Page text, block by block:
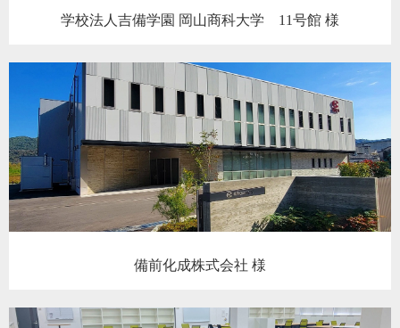
学校法人吉備学園 岡山商科大学 11号館 様
備前化成株式会社 様